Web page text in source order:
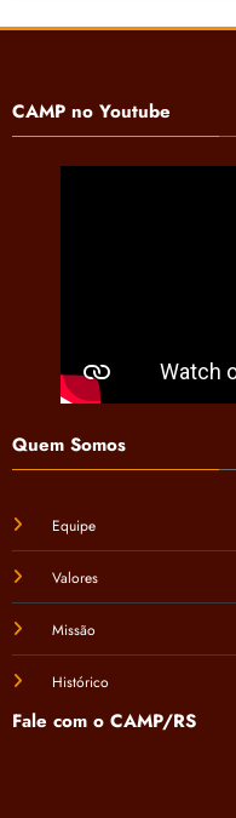
CAMP no Youtube
Quem Somos
Equipe
Valores
Missão
Histórico
Fale com o CAMP/RS